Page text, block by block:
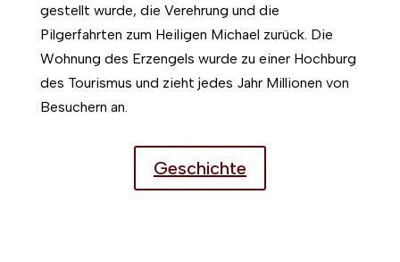
gestellt wurde, die Verehrung und die
Pilgerfahrten zum Heiligen Michael zurück. Die
Wohnung des Erzengels wurde zu einer Hochburg
des Tourismus und zieht jedes Jahr Millionen von
Besuchern an.
Geschichte